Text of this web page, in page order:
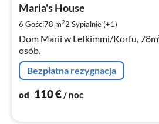
Maria's House
6 Gości78 m22 Sypialnie (+1)
Dom Marii w Lefkimmi/Korfu,
osób.
Bezpłatna rezygnacja
od 110€/ noc